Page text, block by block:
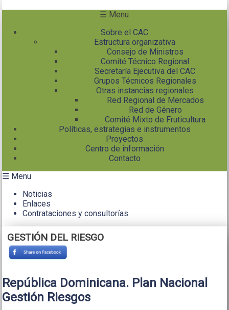
☰ Menu
Sobre el CAC
Estructura organizativa
Consejo de Ministros
Comité Técnico Regional
Secretaría Ejecutiva del CAC
Grupos Técnicos Regionales
Otras instancias regionales
Red Regional de Mercados
Red de Género
Comité Mixto de Fruticultura
Políticas, estrategias e instrumentos
Proyectos
Centro de información
Contacto
☰ Menu
Noticias
Enlaces
Contrataciones y consultorías
GESTIÓN DEL RIESGO
República Dominicana. Plan Nacional
Gestión Riesgos